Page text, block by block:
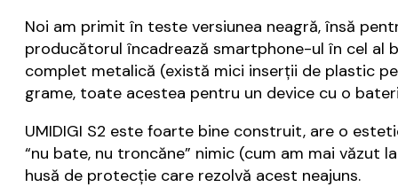
Noi am primit în teste versiunea neagră, însă
producătorul încadrează smartphone-ul în cel al
complet metalică (există mici inserţii de plastic
grame, toate acestea pentru un device cu o
UMIDIGI S2 este foarte bine construit, are o
“nu bate, nu troncăne” nimic (cum am mai
husă de protecţie care rezolvă acest neajuns.